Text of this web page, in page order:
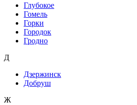
Глубокое
Гомель
Горки
Городок
Гродно
Д
Дзержинск
Добруш
Ж